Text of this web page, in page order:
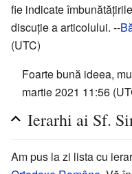
fie indicate
discuție a articolului. --
(UTC)
Foarte bună ideea,
martie 2021 11:56
Ierarhi ai Sf.
Am pus la zi lista cu